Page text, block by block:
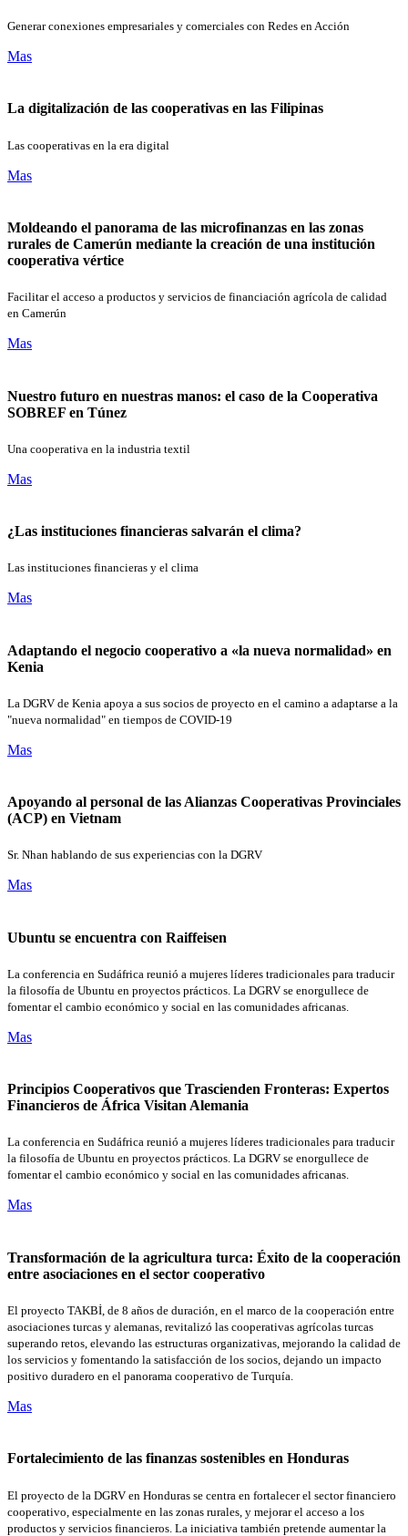
Generar conexiones empresariales y comerciales con Redes en Acción
Mas
La digitalización de las cooperativas en las Filipinas
Las cooperativas en la era digital
Mas
Moldeando el panorama de las microfinanzas en las zonas
rurales de Camerún mediante la creación de una institución
cooperativa vértice
Facilitar el acceso a productos y servicios de financiación agrícola de calidad
en Camerún
Mas
Nuestro futuro en nuestras manos: el caso de la Cooperativa
SOBREF en Túnez
Una cooperativa en la industria textil
Mas
¿Las instituciones financieras salvarán el clima?
Las instituciones financieras y el clima
Mas
Adaptando el negocio cooperativo a «la nueva normalidad» en
Kenia
La DGRV de Kenia apoya a sus socios de proyecto en el camino a adaptarse a la
"nueva normalidad" en tiempos de COVID-19
Mas
Apoyando al personal de las Alianzas Cooperativas Provinciales
(ACP) en Vietnam
Sr. Nhan hablando de sus experiencias con la DGRV
Mas
Ubuntu se encuentra con Raiffeisen
La conferencia en Sudáfrica reunió a mujeres líderes tradicionales para traducir
la filosofía de Ubuntu en proyectos prácticos. La DGRV se enorgullece de
fomentar el cambio económico y social en las comunidades africanas.
Mas
Principios Cooperativos que Trascienden Fronteras: Expertos
Financieros de África Visitan Alemania
La conferencia en Sudáfrica reunió a mujeres líderes tradicionales para traducir
la filosofía de Ubuntu en proyectos prácticos. La DGRV se enorgullece de
fomentar el cambio económico y social en las comunidades africanas.
Mas
Transformación de la agricultura turca: Éxito de la cooperación
entre asociaciones en el sector cooperativo
El proyecto TAKBİ, de 8 años de duración, en el marco de la cooperación entre
asociaciones turcas y alemanas, revitalizó las cooperativas agrícolas turcas
superando retos, elevando las estructuras organizativas, mejorando la calidad de
los servicios y fomentando la satisfacción de los socios, dejando un impacto
positivo duradero en el panorama cooperativo de Turquía.
Mas
Fortalecimiento de las finanzas sostenibles en Honduras
El proyecto de la DGRV en Honduras se centra en fortalecer el sector financiero
cooperativo, especialmente en las zonas rurales, y mejorar el acceso a los
productos y servicios financieros. La iniciativa también pretende aumentar la